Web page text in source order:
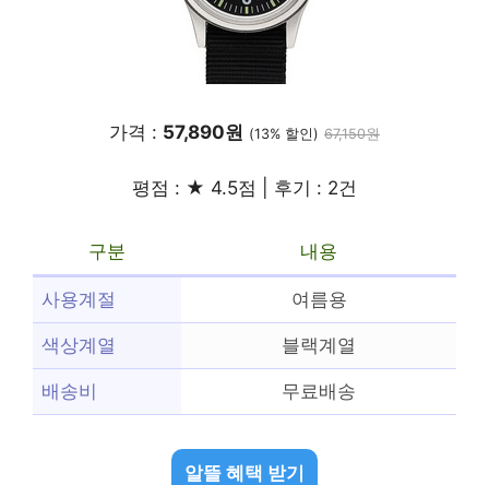
가격 : 57,890원 (13% 할인) 67,150원
평점 : ★ 4.5점 | 후기 : 2건
구분 내용
사용계절 여름용
색상계열 블랙계열
배송비 무료배송
알뜰 혜택 받기